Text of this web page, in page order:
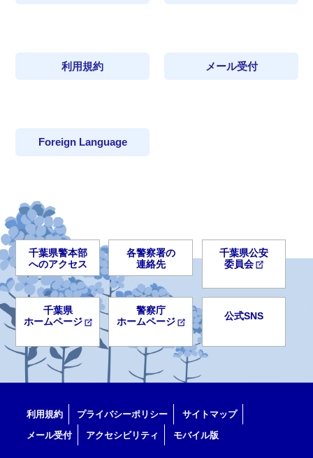
利用規約 メール受付
Foreign Language
千葉県警本部
へのアクセス
各警察署の
連絡先
千葉県公安
委員会
千葉県
ホームページ
警察庁
ホームページ
公式SNS
利用規約 プライバシーポリシー
サイトマップ
メール受付
アクセシビリティ モバイル版